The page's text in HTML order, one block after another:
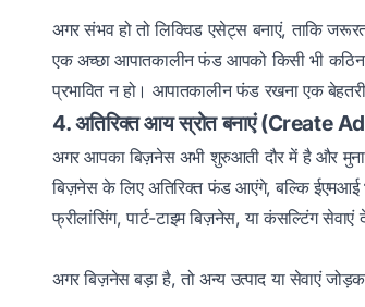
अगर संभव हो तो लिक्विड एसेट्स बनाएं, ताकि
एक अच्छा आपातकालीन फंड आपको किसी भी
प्रभावित न हो। आपातकालीन फंड रखना एक
4. अतिरिक्त आय स्रोत बनाएं
अगर आपका बिज़नेस अभी शुरुआती दौर में है और
बिज़नेस के लिए अतिरिक्त फंड आएंगे, बल्कि ईएमआई
फ्रीलांसिंग, पार्ट-टाइम बिज़नेस, या कंसल्टिंग
अगर बिज़नेस बड़ा है, तो अन्य उत्पाद या सेवाएं